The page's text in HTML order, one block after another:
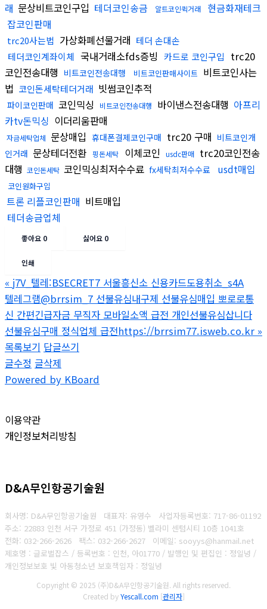
래 문상비트코인구입 테더코인송금 알트코인퀵거래
현금화재테크
잡코인판매
trc20사는법 가상화폐선물거래 테더 손대손
테더코인계좌이체 국내거래소fds증빙 카드로 코인구입
trc20
코인전송대행 비트코인전송대행 비트코인판매사이트 비트코인사는
법 코인돈세탁테더거래 빗썸코인추적
파이코인판매 코인믹싱 비트코인전송대행 바이낸스전송대행 아프리
카tv돈믹싱 이더리움판매
자금세탁업체 문상매입 휴대폰결제코인구매 trc20 구매 비트코인개
인거래 문상테더전환 핑돈세탁 이체코인 usdc판매 trc20코인전송
대행 코인돈세탁 코인믹싱최저수수료 fx세탁최저수수료 usdt매입
코인원화구입
트론 리플코인판매 비트매입
테더송금업체
좋아요 0 싫어요 0
인쇄
« j7V_텔레:BSECRET7 서울흥신소 신용카드도용취소_s4A
텔레그램@brrsim_7 선불유심내구제 선불유심매입 뽀로로통
신 간편긴급자금 무직자 모바일소액 급전 개인선불유심삽니다
선불유심구매 정식업체 급전https://brrsim77.isweb.co.kr »
목록보기 답글쓰기
글수정 글삭제
Powered by KBoard
이용약관
개인정보처리방침
D&A무인항공기술원
회사명: D&A무인항공기술원 대표자: 유영수 사업자등록번호: 717-86-01192
주소: 22883 인천 서구 가정로 451 (가정동) 벨라미 센텀시티 10층 1041호
전화: 032-266-2626
팩스: 032-266-2627
이메일: sooyys@hanmail.net
제호명 : 글로벌잡스 / 등록번호 : 인천, 아01770 / 발행인 및 편집인 : 정일녕 /
개인정보보호 빛 아동청소년 보호책임자 : 정일녕
Copyright © 2025 (주)D&A무인항공기술원. All rights reserved.
Created byYescall.com [관리자]